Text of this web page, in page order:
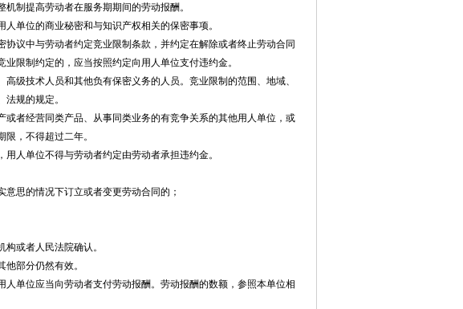
制提高劳动者在服务期期间的劳动报酬。
单位的商业秘密和与知识产权相关的保密事项。
议中与劳动者约定竞业限制条款，并约定在解除或者终止劳动合同
限制约定的，应当按照约定向用人单位支付违约金。
级技术人员和其他负有保密义务的人员。竞业限制的范围、地域、
规的规定。
者经营同类产品、从事同类业务的有竞争关系的其他用人单位，或
，不得超过二年。
人单位不得与劳动者约定由劳动者承担违约金。
思的情况下订立或者变更劳动合同的；
或者人民法院确认。
部分仍然有效。
单位应当向劳动者支付劳动报酬。劳动报酬的数额，参照本单位相